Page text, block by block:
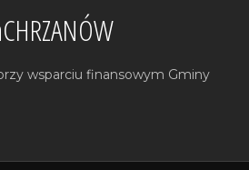
wsparciu finansowym Gminy